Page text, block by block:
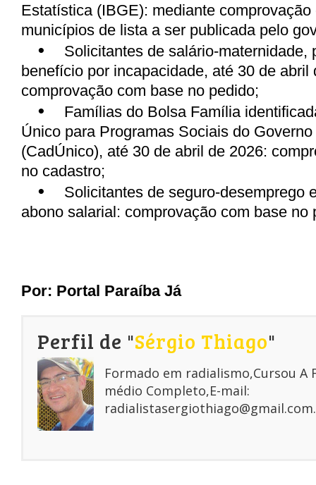
Estatística (IBGE): mediante
municípios de lista a ser publicada pelo
•
Solicitantes de salário-maternidade,
benefício por incapacidade, até 30 de abril
comprovação com base no pedido;
•
Famílias do Bolsa Família
Único para Programas Sociais do
(CadÚnico), até 30 de abril de 2026:
no cadastro;
•
Solicitantes de seguro-desemprego
abono salarial: comprovação com base no
Por: Portal Paraíba Já
Perfil de "Sérgio Thiago"
Formado em radialismo,Cursou A
médio Completo,E-mail:
radialistasergiothiago@gmail.com.